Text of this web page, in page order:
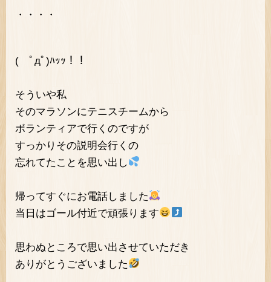
・・・・
( ﾟдﾟ)ﾊｯｯ！！
そういや私
そのマラソンにテニスチームから
ボランティアで行くのですが
すっかりその説明会行くの
忘れてたことを思い出し
帰ってすぐにお電話しました
当日はゴール付近で頑張ります
思わぬところで思い出させていただき
ありがとうございました